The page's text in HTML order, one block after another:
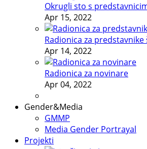
Okrugli sto s
Apr 15, 2022
Radionica za
Apr 14, 2022
Radionica za novinare
Apr 04, 2022
Gender&Media
GMMP
Media Gender Portrayal
Projekti